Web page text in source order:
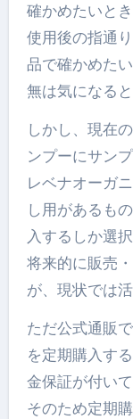
確かめたいとき
使用後の指通
品で確かめた
無は気になる
しかし、現在
ンプーにサン
レベナオーガ
し用があるも
入するしか選
将来的に販売
が、現状では
ただ公式通販
を定期購入す
金保証が付いて
そのため定期